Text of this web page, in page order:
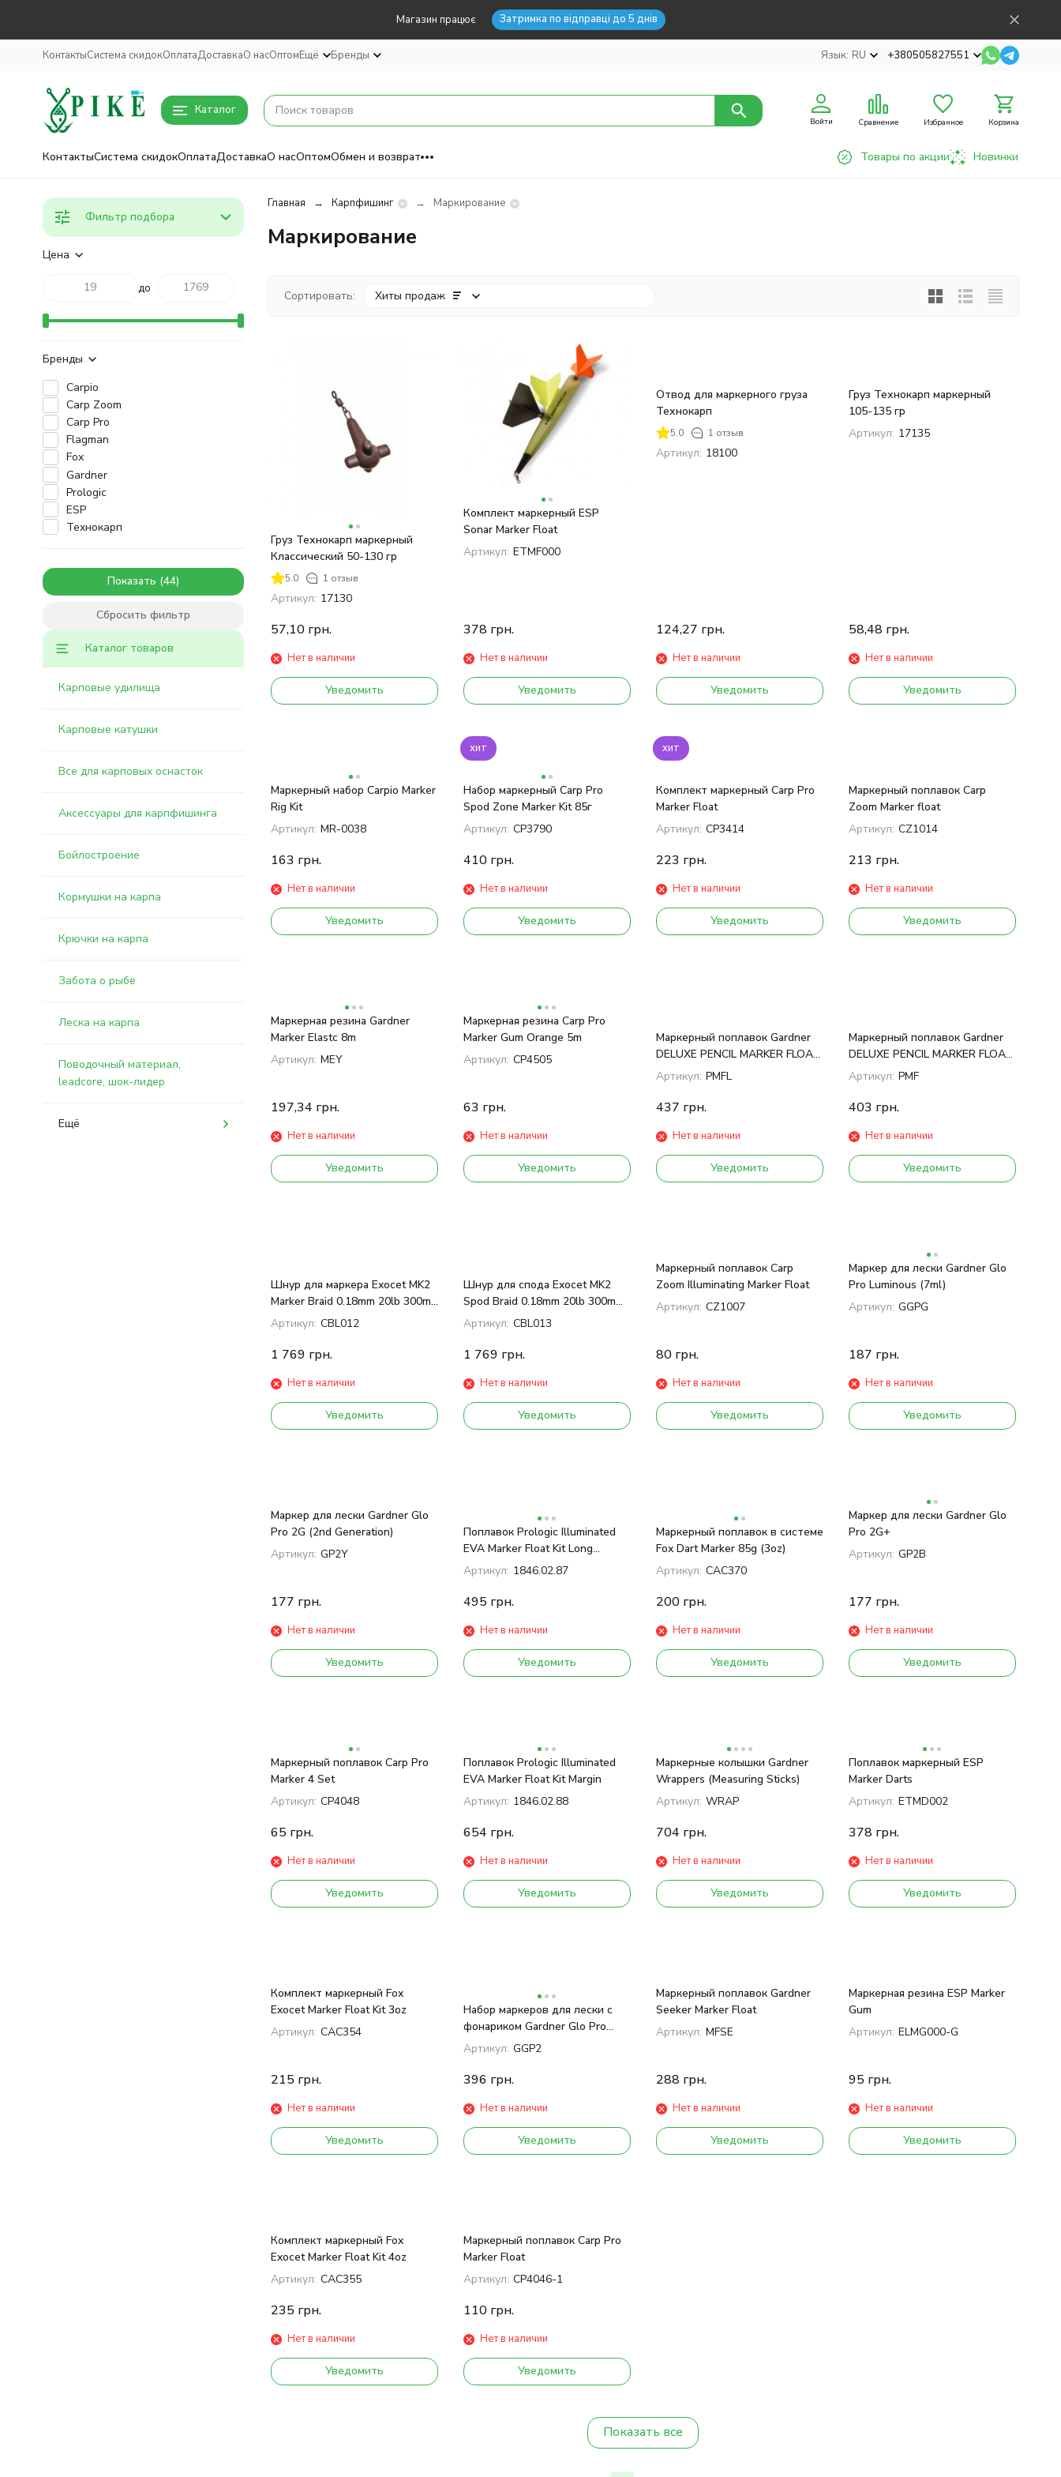
Магазин працює Затримка по відправці до 5 днів
КонтактыСистема скидокОплатаДоставкаО насОптомЕщё Бренды Язык: RU +380505827551
Каталог
Войти Сравнение Избранное Корзина
КонтактыСистема скидокОплатаДоставкаО насОптомОбмен и возврат Товары по акции Новинки
Главная Карпфишинг Маркирование
Маркирование
Сортировать: Хиты продаж
покупателей
Груз Технокарп маркерный
Классический 50-130 гр
5.0 1 отзыв
Артикул: 17130
57,10 грн.
Нет в наличии
Уведомить
Комплект маркерный ESP
Sonar Marker Float
Артикул: ETMF000
378 грн.
Нет в наличии
Уведомить
Отвод для маркерного груза
Технокарп
5.0 1 отзыв
Артикул: 18100
124,27 грн.
Нет в наличии
Уведомить
Груз Технокарп маркерный
105-135 гр
Артикул: 17135
58,48 грн.
Нет в наличии
Уведомить
Маркерный набор Carpio Marker
Rіg Kit
Артикул: MR-0038
163 грн.
Нет в наличии
Уведомить
хит
Набор маркерный Carp Pro
Spod Zone Marker Kit 85г
Артикул: CP3790
410 грн.
Нет в наличии
Уведомить
хит
Комплект маркерный Carp Pro
Marker Float
Артикул: CP3414
223 грн.
Нет в наличии
Уведомить
Маркерный поплавок Carp
Zoom Marker float
Артикул: CZ1014
213 грн.
Нет в наличии
Уведомить
Маркерная резина Gardner
Marker Elastc 8m
Артикул: MEY
197,34 грн.
Нет в наличии
Уведомить
Маркерная резина Carp Pro
Marker Gum Orange 5m
Артикул: CP4505
63 грн.
Нет в наличии
Уведомить
Маркерный поплавок Gardner
DELUXE PENCIL MARKER FLOAT
Standard Large
Артикул: PMFL
437 грн.
Нет в наличии
Уведомить
Маркерный поплавок Gardner
DELUXE PENCIL MARKER FLOAT
Standard
Артикул: PMF
403 грн.
Нет в наличии
Уведомить
Шнур для маркера Exocet MK2
Marker Braid 0.18mm 20lb 300m
Green
Артикул: CBL012
1 769 грн.
Нет в наличии
Уведомить
Шнур для спода Exocet MK2
Spod Braid 0.18mm 20lb 300m
Yellow
Артикул: CBL013
1 769 грн.
Нет в наличии
Уведомить
Маркерный поплавок Carp
Zoom Illuminating Marker Float
Артикул: CZ1007
80 грн.
Нет в наличии
Уведомить
Маркер для лески Gardner Glo
Pro Luminous (7ml)
Артикул: GGPG
187 грн.
Нет в наличии
Уведомить
Маркер для лески Gardner Glo
Pro 2G (2nd Generation)
Артикул: GP2Y
177 грн.
Нет в наличии
Уведомить
Поплавок Prologic Illuminated
EVA Marker Float Kit Long
Distance
Артикул: 1846.02.87
495 грн.
Нет в наличии
Уведомить
Маркерный поплавок в системе
Fox Dart Marker 85g (3oz)
Артикул: CAC370
200 грн.
Нет в наличии
Уведомить
Маркер для лески Gardner Glo
Pro 2G+
Артикул: GP2B
177 грн.
Нет в наличии
Уведомить
Маркерный поплавок Carp Pro
Marker 4 Set
Артикул: CP4048
65 грн.
Нет в наличии
Уведомить
Поплавок Prologic Illuminated
EVA Marker Float Kit Margin
Артикул: 1846.02.88
654 грн.
Нет в наличии
Уведомить
Маркерные колышки Gardner
Wrappers (Measuring Sticks)
Артикул: WRAP
704 грн.
Нет в наличии
Уведомить
Поплавок маркерный ESP
Marker Darts
Артикул: ETMD002
378 грн.
Нет в наличии
Уведомить
Комплект маркерный Fox
Exocet Marker Float Kit 3oz
Артикул: CAC354
215 грн.
Нет в наличии
Уведомить
Набор маркеров для лески с
фонариком Gardner Glo Pro
Twin Pack Luminous
Артикул: GGP2
396 грн.
Нет в наличии
Уведомить
Маркерный поплавок Gardner
Seeker Marker Float
Артикул: MFSE
288 грн.
Нет в наличии
Уведомить
Маркерная резина ESP Marker
Gum
Артикул: ELMG000-G
95 грн.
Нет в наличии
Уведомить
Комплект маркерный Fox
Exocet Marker Float Kit 4oz
Артикул: CAC355
235 грн.
Нет в наличии
Уведомить
Маркерный поплавок Carp Pro
Marker Float
Артикул: CP4046-1
110 грн.
Нет в наличии
Уведомить
Показать все
Фильтр подбора
Цена
до
Бренды
Carpio
Carp Zoom
Carp Pro
Flagman
Fox
Gardner
Prologic
ESP
Технокарп
Показать
Сбросить фильтр
Каталог товаров
Карповые удилища
Карповые катушки
Все для карповых оснасток
Аксессуары для карпфишинга
Бойлостроение
Кормушки на карпа
Крючки на карпа
Забота о рыбе
Леска на карпа
Поводочный материал,
leadcore, шок-лидер
Ещё